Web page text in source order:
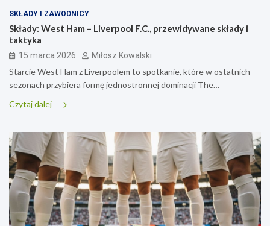
SKŁADY I ZAWODNICY
Składy: West Ham – Liverpool F.C., przewidywane składy i
taktyka
15 marca 2026 Miłosz Kowalski
Starcie West Ham z Liverpoolem to spotkanie, które w ostatnich
sezonach przybiera formę jednostronnej dominacji The…
Czytaj dalej